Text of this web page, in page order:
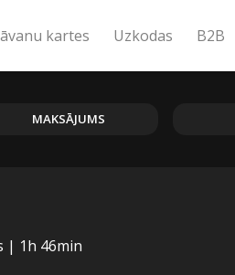
kartes Uzkodas B2B
MAKSĀJUMS
| 1h 46min